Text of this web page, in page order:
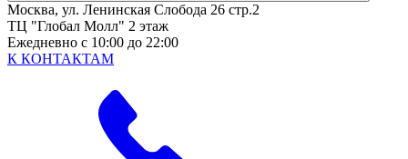
Москва, ул. Ленинская Слобода 26 стр.2
ТЦ "Глобал Молл" 2 этаж
Ежедневно с 10:00 до 22:00
К КОНТАКТАМ